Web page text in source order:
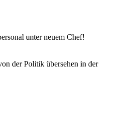
unter neuem Chef!
der Politik übersehen in der